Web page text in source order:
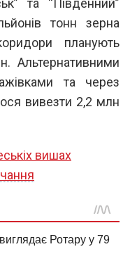
та “Південний”
тонн зерна
планують
Альтернативними
та через
вивезти 2,2 млн
вишах